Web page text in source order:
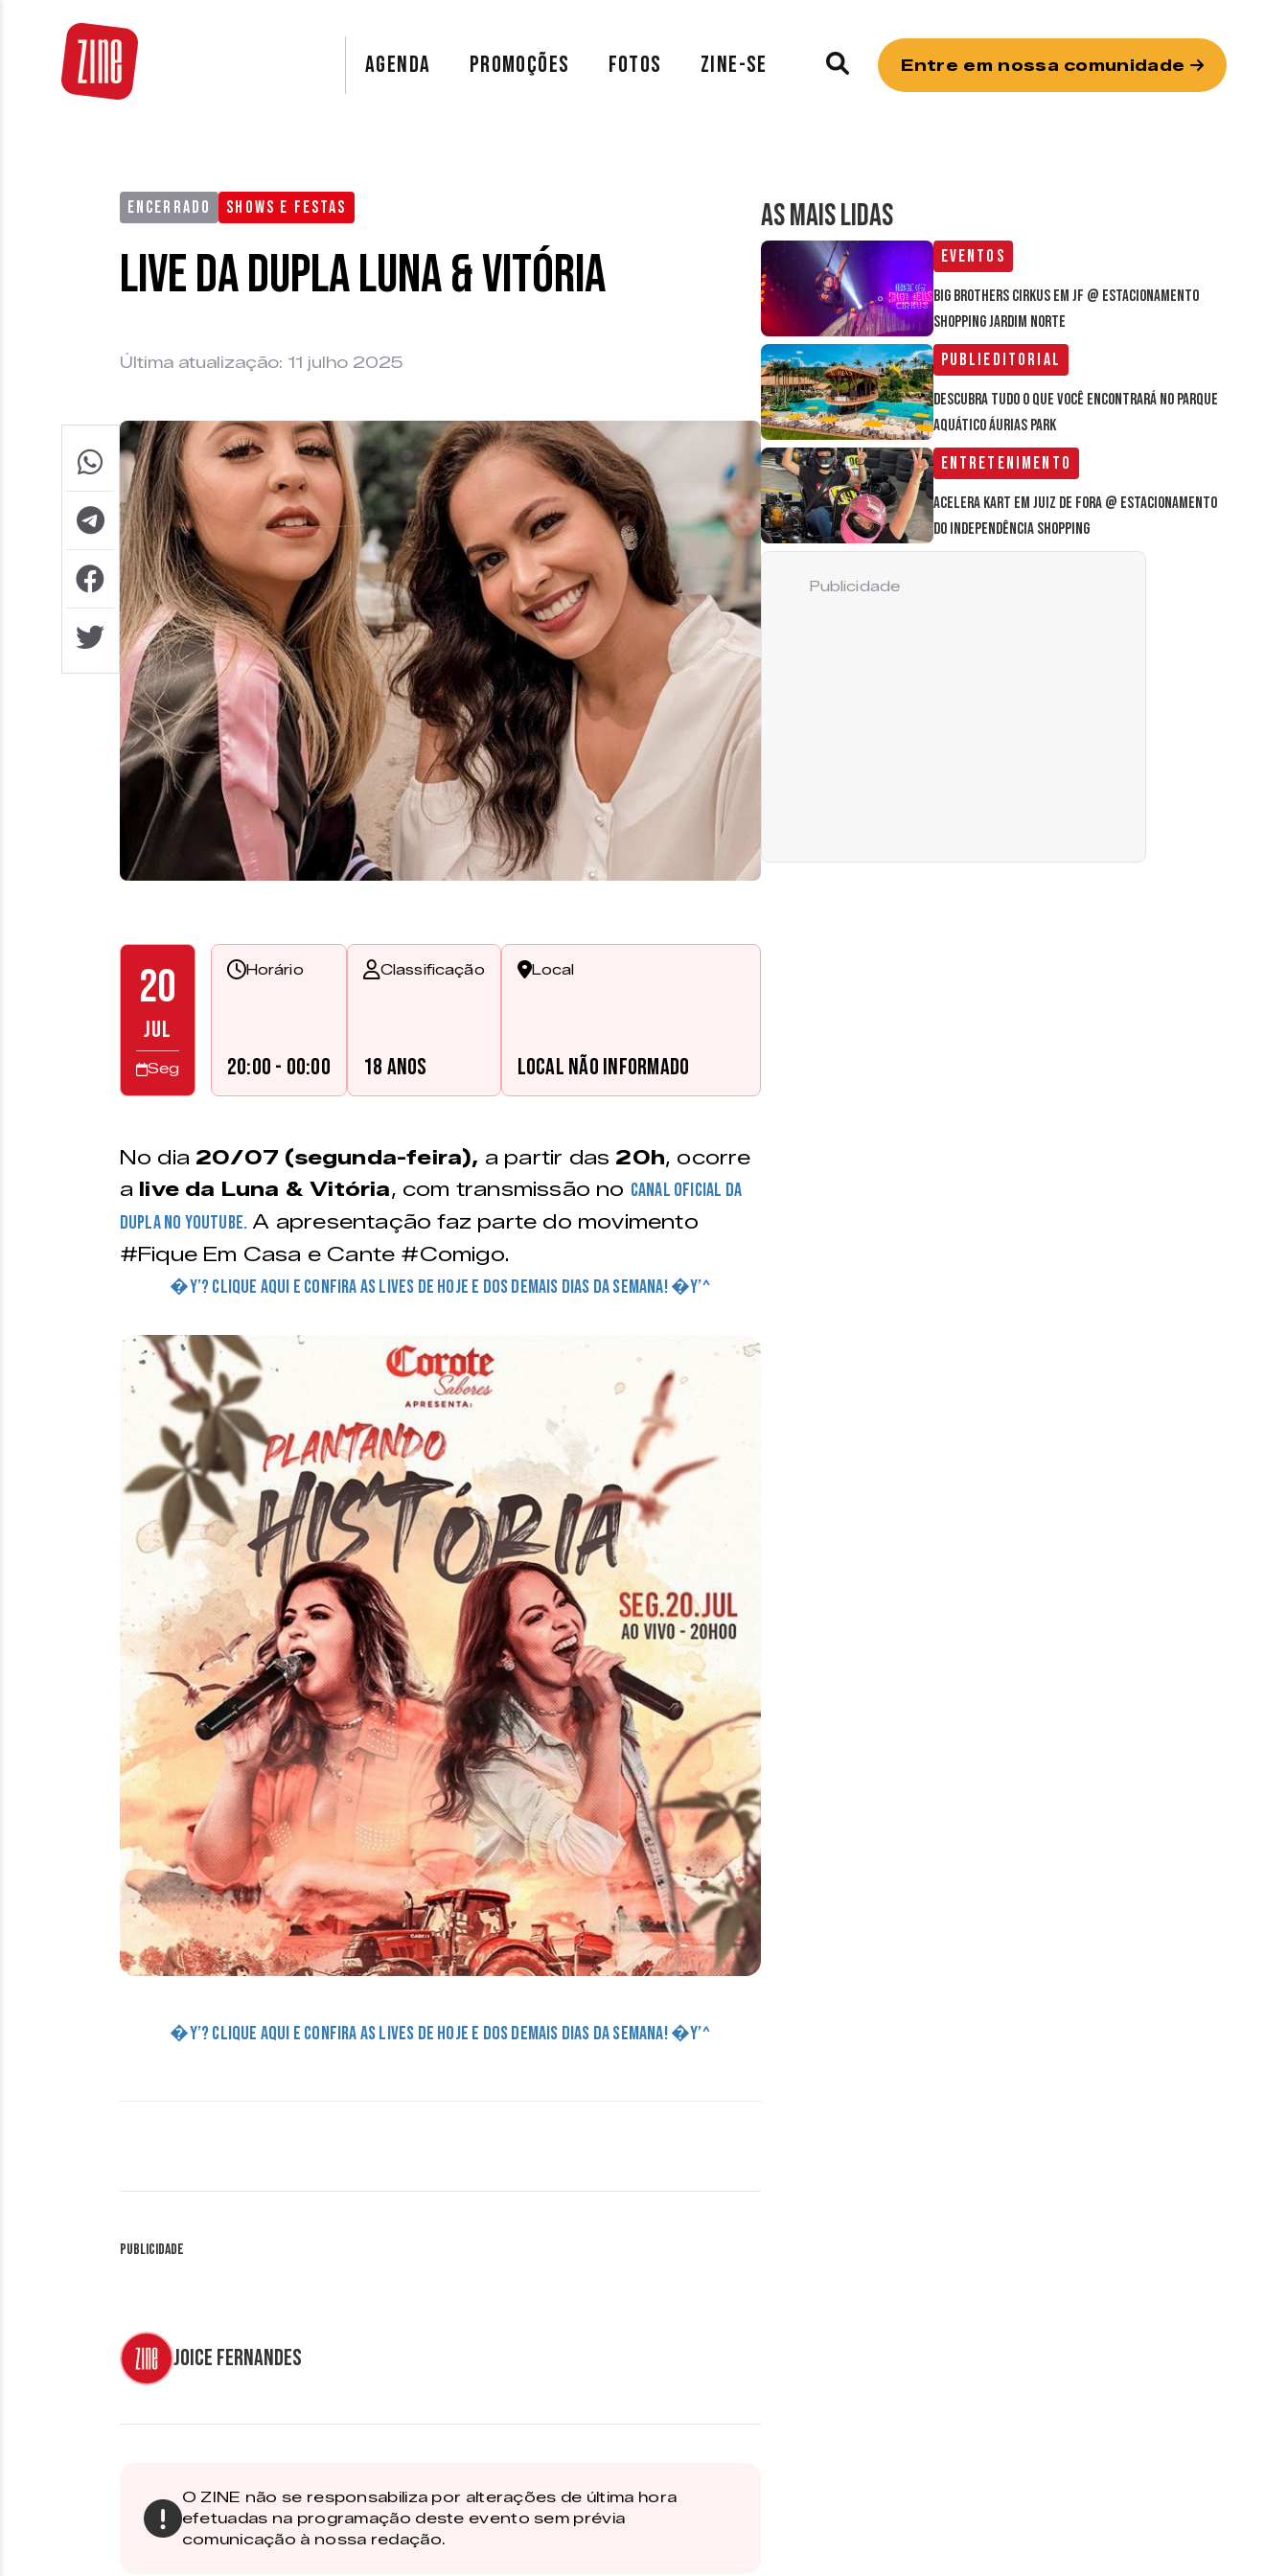
AGENDA PROMOÇÕES FOTOS ZINE-SE Entre em nossa comunidade
ENCERRADO SHOWS E FESTAS
Live da dupla Luna & Vitória
Última atualização: 11 julho 2025
20
JUL
Seg
Horário
20:00 - 00:00
Classificação
18 anos
Local
Local não informado
No dia 20/07 (segunda-feira), a partir das 20h, ocorre
a live da Luna & Vitória, com transmissão no canal oficial da
dupla no Youtube. A apresentação faz parte do movimento
#Fique Em Casa e Cante #Comigo.
�Y’? CLIQUE AQUI E CONFIRA AS LIVES DE HOJE E DOS DEMAIS DIAS DA SEMANA! �Y’^
�Y’? CLIQUE AQUI E CONFIRA AS LIVES DE HOJE E DOS DEMAIS DIAS DA SEMANA! �Y’^
Publicidade
Joice Fernandes
O ZINE não se responsabiliza por alterações de última hora
efetuadas na programação deste evento sem prévia
comunicação à nossa redação.
AS MAIS LIDAS
Eventos
Big Brothers Cirkus em JF @ estacionamento
Shopping Jardim Norte
Publieditorial
Descubra tudo o que você encontrará no parque
aquático Áurias Park
Entretenimento
Acelera Kart em Juiz de Fora @ estacionamento
do Independência Shopping
Publicidade